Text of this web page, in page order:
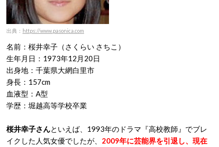
出典： https://www.pasonica.com
名前：桜井幸子（さくらい さちこ）
生年月日：1973年12月20日
出身地：千葉県大網白里市
身長：157cm
血液型：A型
学歴：堀越高等学校卒業
桜井幸子さんといえば、1993年のドラマ『高校教師』でブレ
イクした人気女優でしたが、 2009年に芸能界を引退し、現在